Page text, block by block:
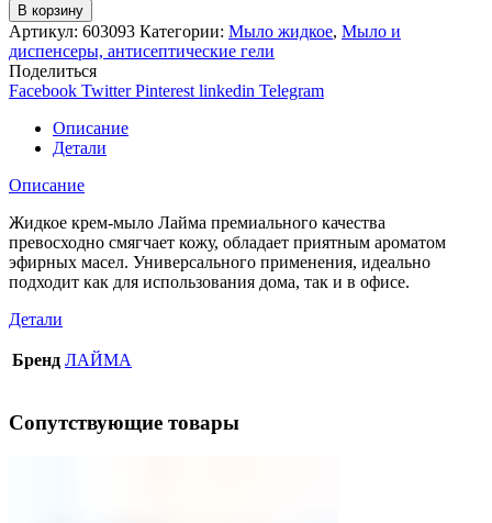
В корзину
Артикул: 603093 Категории: Мыло жидкое, Мыло и
диспенсеры, антисептические гели
Поделиться
Facebook Twitter Pinterest linkedin Telegram
Описание
Детали
Описание
Жидкое крем-мыло Лайма премиального качества
превосходно смягчает кожу, обладает приятным ароматом
эфирных масел. Универсального применения, идеально
подходит как для использования дома, так и в офисе.
Детали
Бренд ЛАЙМА
Сопутствующие товары